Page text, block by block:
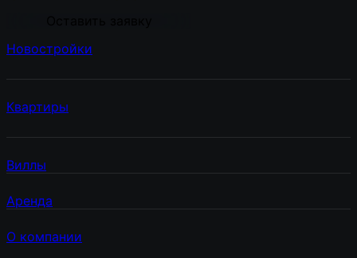
Новостройки
Квартиры
Виллы
Аренда
О компании